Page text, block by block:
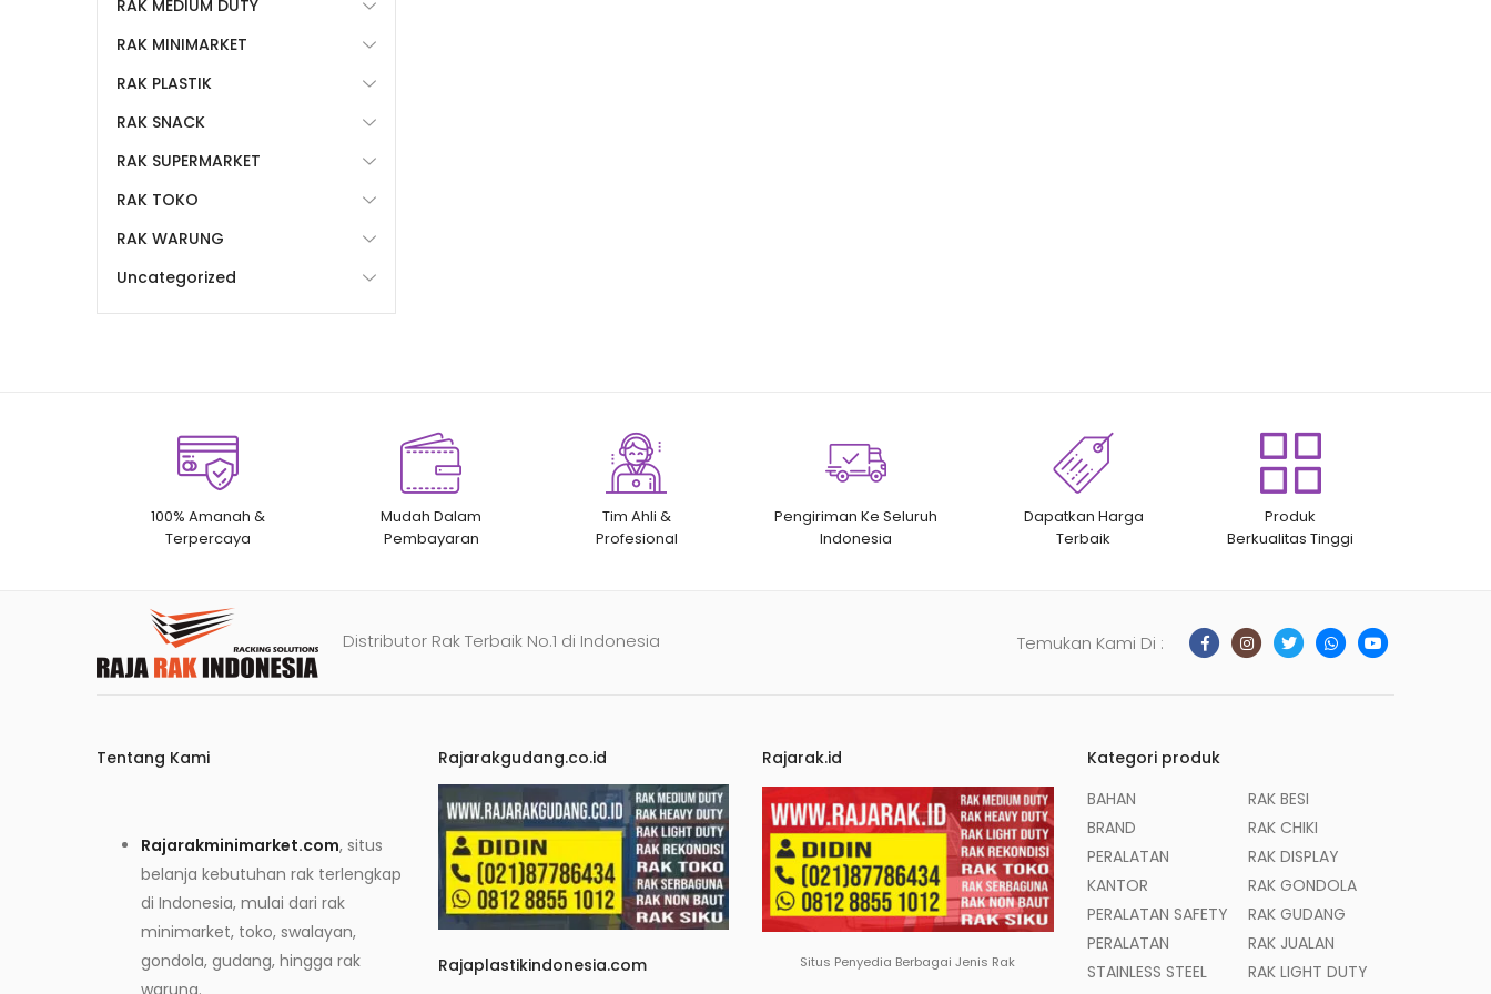
RAK MEDIUM DUTY
RAK MINIMARKET
RAK PLASTIK
RAK SNACK
RAK SUPERMARKET
RAK TOKO
RAK WARUNG
Uncategorized
100% Amanah &
Terpercaya
Mudah Dalam
Pembayaran
Tim Ahli &
Profesional
Pengiriman Ke Seluruh
Indonesia
Dapatkan Harga
Terbaik
Produk
Berkualitas Tinggi
Distributor Rak Terbaik No.1 di Indonesia Temukan Kami Di :
Tentang Kami
Rajarakminimarket.com, situs
belanja kebutuhan rak terlengkap
di Indonesia, mulai dari rak
minimarket, toko, swalayan,
gondola, gudang, hingga rak
warung.
Rajarakgudang.co.id
Rajaplastikindonesia.com
Rajarak.id
Situs Penyedia Berbagai Jenis Rak
Kategori produk
BAHAN
BRAND
PERALATAN
KANTOR
PERALATAN SAFETY
PERALATAN
STAINLESS STEEL
RAK BESI
RAK CHIKI
RAK DISPLAY
RAK GONDOLA
RAK GUDANG
RAK JUALAN
RAK LIGHT DUTY